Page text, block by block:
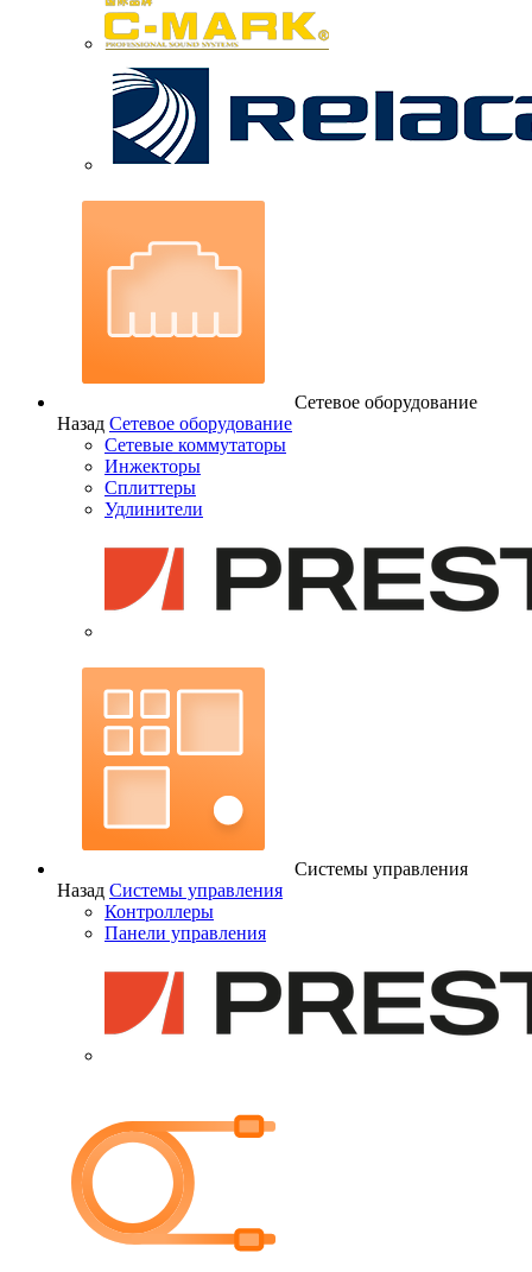
Сетевое оборудование
Назад Сетевое оборудование
Сетевые коммутаторы
Инжекторы
Сплиттеры
Удлинители
Системы управления
Назад Системы управления
Контроллеры
Панели управления